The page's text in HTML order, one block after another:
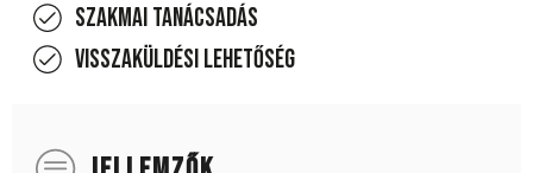
Szakmai tanácsadás
Visszaküldési lehetőség